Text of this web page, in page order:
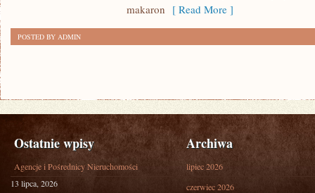
DAWNE
PRZEPISY
I
makaron [ Read More ]
POSTED BY ADMIN
Ostatnie wpisy
Agencje i Pośrednicy Nieruchomości
13 lipca, 2026
Archiwa
lipiec 2026
czerwiec 2026